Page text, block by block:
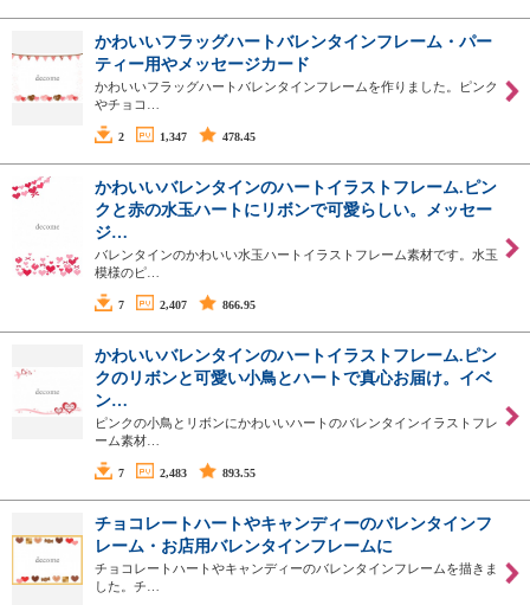
かわいいフラッグハートバレンタインフレーム・パー
ティー用やメッセージカード
かわいいフラッグハートバレンタインフレームを作りました。ピンク
やチョコ…
2 1,347 478.45
かわいいバレンタインのハートイラストフレーム.ピン
クと赤の水玉ハートにリボンで可愛らしい。メッセー
ジ…
バレンタインのかわいい水玉ハートイラストフレーム素材です。水玉
模様のピ…
7 2,407 866.95
かわいいバレンタインのハートイラストフレーム.ピン
クのリボンと可愛い小鳥とハートで真心お届け。イベ
ン…
ピンクの小鳥とリボンにかわいいハートのバレンタインイラストフレ
ーム素材…
7 2,483 893.55
チョコレートハートやキャンディーのバレンタインフ
レーム・お店用バレンタインフレームに
チョコレートハートやキャンディーのバレンタインフレームを描きま
した。チ…